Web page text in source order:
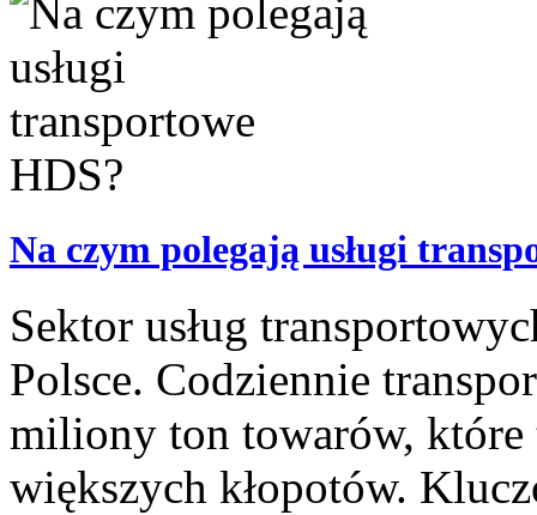
Na czym polegają usługi
Sektor usług
Polsce. Codziennie
miliony ton towarów, które
większych kłopotów.